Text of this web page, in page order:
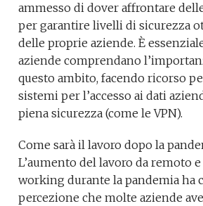
ammesso di dover affrontare
per garantire livelli di sicurezza
delle proprie aziende. È
aziende comprendano
questo ambito, facendo ricorso
sistemi per l’accesso ai dati
piena sicurezza (come le VPN).
Come sarà il lavoro dopo la
L’aumento del lavoro da remoto
working durante la pandemia ha
percezione che molte aziende